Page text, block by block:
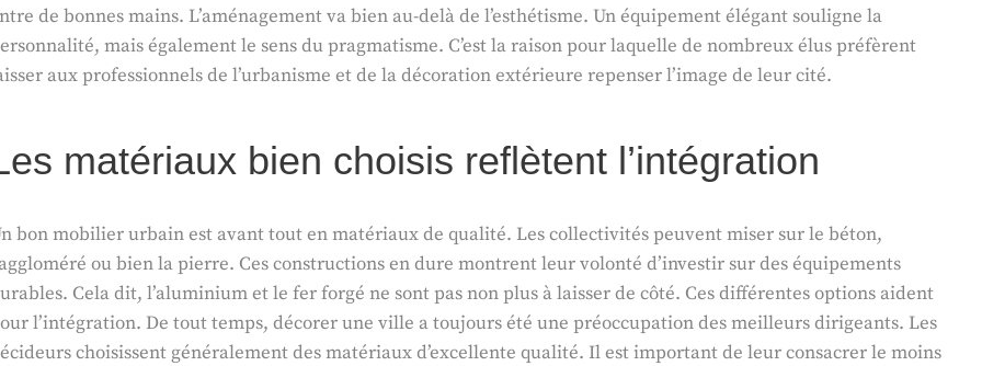
de bonnes mains. L’aménagement va bien au-delà de l’esthétisme. Un équipement élégant souligne la
mais également le sens du pragmatisme. C’est la raison pour laquelle de nombreux élus préfèrent
aux professionnels de l’urbanisme et de la décoration extérieure repenser l’image de leur cité.
matériaux bien choisis reflètent l’intégration
bon mobilier urbain est avant tout en matériaux de qualité. Les collectivités peuvent miser sur le béton,
ou bien la pierre. Ces constructions en dure montrent leur volonté d’investir sur des équipements
Cela dit, l’aluminium et le fer forgé ne sont pas non plus à laisser de côté. Ces différentes options aident
l’intégration. De tout temps, décorer une ville a toujours été une préoccupation des meilleurs dirigeants. Les
choisissent généralement des matériaux d’excellente qualité. Il est important de leur consacrer le moins